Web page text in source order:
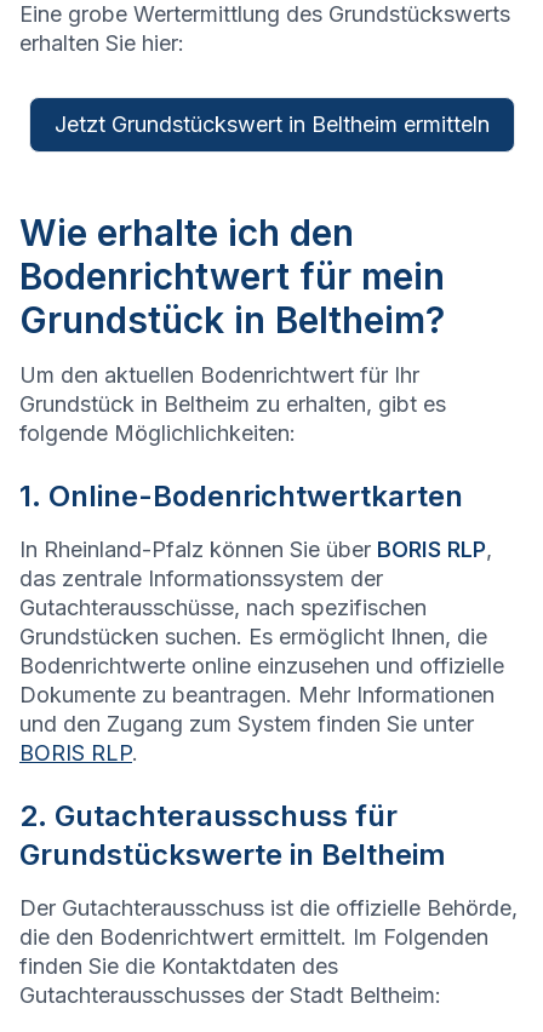
Eine grobe Wertermittlung des Grundstückswerts
erhalten Sie hier:
Jetzt Grundstückswert in Beltheim ermitteln
Wie erhalte ich den
Bodenrichtwert für mein
Grundstück in Beltheim?
Um den aktuellen Bodenrichtwert für Ihr
Grundstück in Beltheim zu erhalten, gibt es
folgende Möglichlichkeiten:
1. Online-Bodenrichtwertkarten
In Rheinland-Pfalz können Sie über BORIS RLP,
das zentrale Informationssystem der
Gutachterausschüsse, nach spezifischen
Grundstücken suchen. Es ermöglicht Ihnen, die
Bodenrichtwerte online einzusehen und offizielle
Dokumente zu beantragen. Mehr Informationen
und den Zugang zum System finden Sie unter
BORIS RLP.
2. Gutachterausschuss für
Grundstückswerte in Beltheim
Der Gutachterausschuss ist die offizielle Behörde,
die den Bodenrichtwert ermittelt. Im Folgenden
finden Sie die Kontaktdaten des
Gutachterausschusses der Stadt Beltheim: